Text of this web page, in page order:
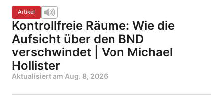
Artikel
Kontrollfreie Räume: Wie die
Aufsicht über den BND
verschwindet | Von Michael
Hollister
Aktualisiert am Aug. 8, 2026